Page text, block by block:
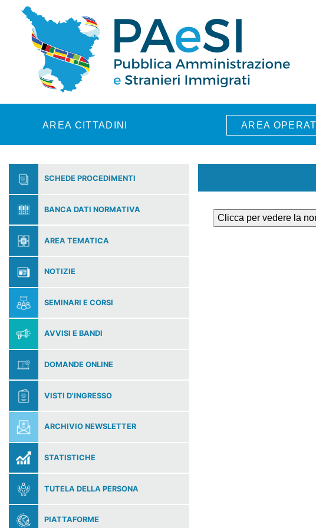
Skip to main content
AREA CITTADINI AREA
SCHEDE PROCEDIMENTI
BANCA DATI NORMATIVA
AREA TEMATICA
NOTIZIE
SEMINARI E CORSI
AVVISI E BANDI
DOMANDE ONLINE
VISTI D'INGRESSO
ARCHIVIO NEWSLETTER
STATISTICHE
TUTELA DELLA PERSONA
PIATTAFORME
Clicca per vedere la